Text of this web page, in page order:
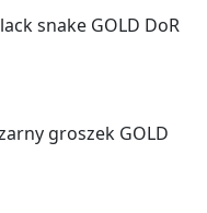
snake GOLD DoR
groszek GOLD